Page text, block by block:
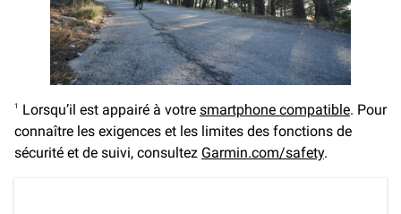
1 Lorsqu’il est appairé à votre smartphone compatible. Pour
connaître les exigences et les limites des fonctions de
sécurité et de suivi, consultez Garmin.com/safety.